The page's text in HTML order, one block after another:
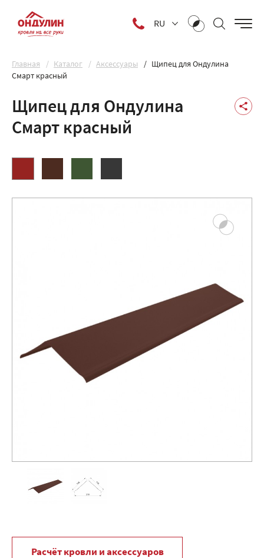
RU
Главная Каталог Аксессуары
Щипец для Ондулина
Смарт красный
Щипец для Ондулина
Смарт красный
Расчёт кровли и аксессуаров